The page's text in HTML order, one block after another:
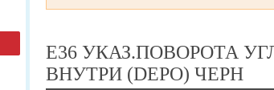
E36 УКАЗ.ПОВОРОТА
ВНУТРИ (DEPO) ЧЕРН